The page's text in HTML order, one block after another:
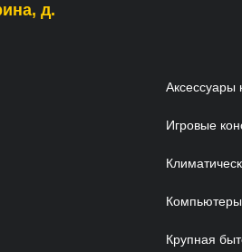
д.
Игровые
Компьютеры
Крупная